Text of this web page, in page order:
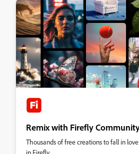
Remix with Firefly
Thousands of free creations to fall in
in Firefly.